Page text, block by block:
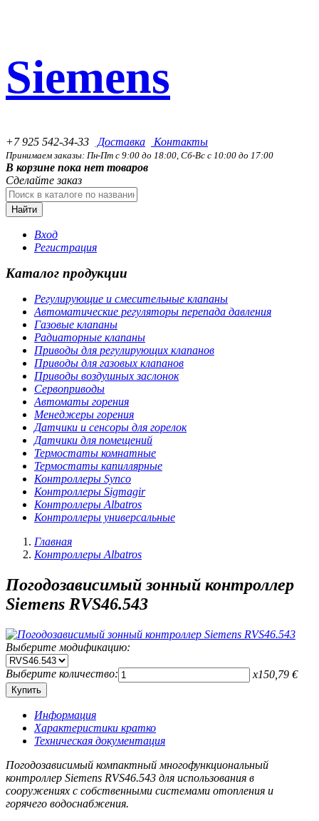
Siemens
+7 925 542-34-33 Доставка Контакты
Принимаем заказы: Пн-Пт с 9:00 до 18:00, Сб-Вс с 10:00 до 17:00
В корзине пока нет товаров
Сделайте заказ
Найти
Вход
Регистрация
Каталог продукции
Регулирующие и смесительные клапаны
Автоматические регуляторы перепада давления
Газовые клапаны
Радиаторные клапаны
Приводы для регулирующих клапанов
Приводы для газовых клапанов
Приводы воздушных заслонок
Сервоприводы
Автоматы горения
Менеджеры горения
Датчики и сенсоры для горелок
Датчики для помещений
Термостаты комнатные
Термостаты капиллярные
Контроллеры Synco
Контроллеры Sigmagir
Контроллеры Albatros
Контроллеры универсальные
Главная
Контроллеры Albatros
Погодозависимый зонный контроллер
Siemens RVS46.543
Выберите модификацию:
Выберите количество: x150,79 €
Информация
Характеристики кратко
Техническая документация
Погодозависимый компактный многофункциональный
контроллер Siemens RVS46.543 для использования в
сооружениях с собственными системами отопления и
горячего водоснабжения.